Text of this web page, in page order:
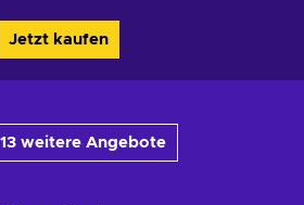
Jetzt kaufen
weitere Angebote